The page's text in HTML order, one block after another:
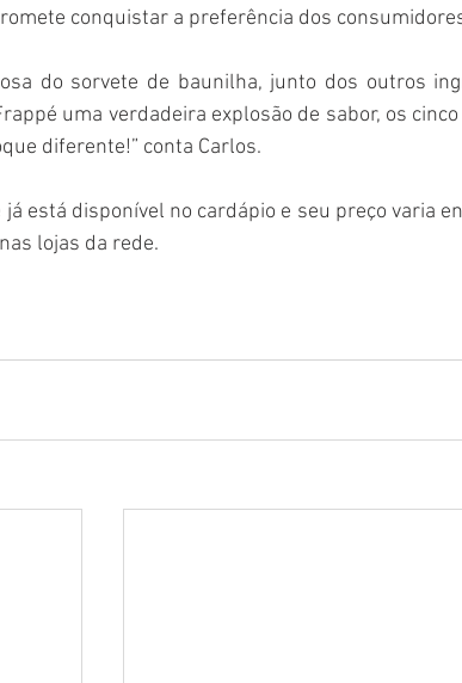
conquistar a preferência dos
do sorvete de baunilha, junto dos outros
uma verdadeira explosão de sabor, os
diferente!” conta Carlos.
já está disponível no cardápio e seu preço varia
lojas da rede.